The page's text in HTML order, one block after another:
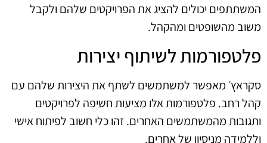
המשתתפים יכולים להציג את הפרויקטים שלהם ולקבל
משוב מהשופטים ומהקהל.
פלטפורמות לשיתוף יצירות
סקראץ׳ מאפשר למשתמשים לשתף את היצירות שלהם עם
קהל רחב. פלטפורמות אלו מציעות חשיפה לפרויקטים
ותגובות מהמשתמשים האחרים. זהו כלי חשוב לפיתוח אישי
וללמידה מניסיון של אחרים.